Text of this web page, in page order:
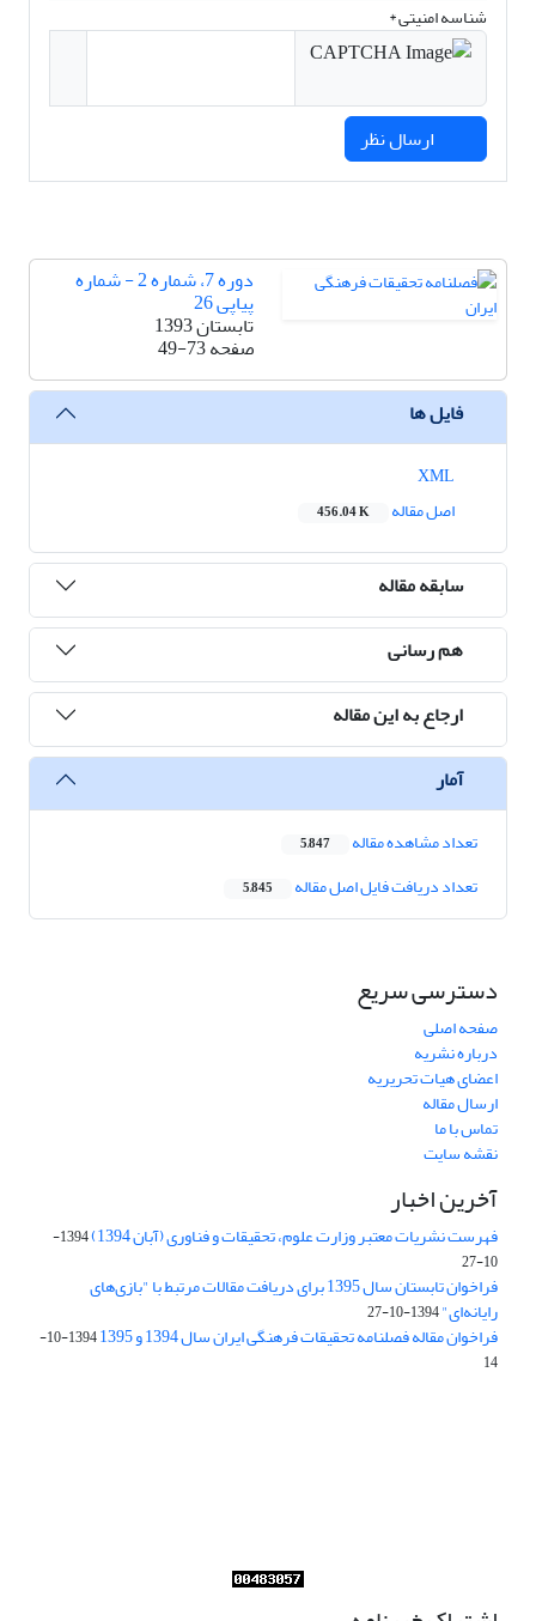
شناسه امنیتی *
دوره 7، شماره 2 - شماره
پیاپی 26
تابستان 1393
صفحه49-73
فایل ها
اصل مقاله
456.04 K
سابقه مقاله
هم رسانی
ارجاع به این مقاله
آمار
تعداد مشاهده مقاله 5,847
تعداد دریافت فایل اصل مقاله 5,845
دسترسی سریع
صفحه اصلی
درباره نشریه
اعضای هیات تحریریه
ارسال مقاله
تماس با ما
نقشه سایت
آخرین اخبار
فهرست نشریات معتبر وزارت علوم، تحقیقات و فناوری (آبان 1394)
1394-
10-27
فراخوان تابستان سال 1395 برای دریافت مقالات مرتبط با "بازی‌های
رایانه‌ای"1394-10-27
فراخوان مقاله فصلنامه تحقیقات فرهنگی ایران سال 1394 و 1395
1394-10-
14